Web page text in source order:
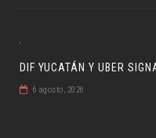
DIF YUCATÁN Y UBER
6 agosto, 2026